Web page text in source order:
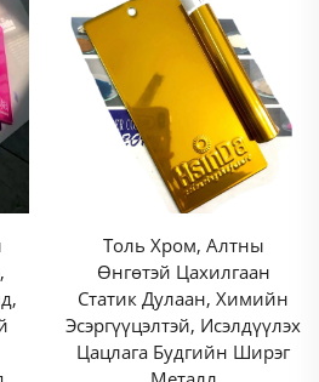
цуг, исэлдэлтийг
бүтээгдэхүүний
нэмэгдүүлж, нийтлэг
тэгээн байдалтай
хучилт нь уламжлалт
экологид ээлтэй орлох
нь органик уурших
болон агаарыг
бодис (HAP)-ийг
Толь Хром, Алтны
Өнгөтэй Цахилгаан
Статик Дулаан, Химийн
Эсэргүүцэлтэй, Исэлдүүлэх
Цацлага Будгийн Ширэг